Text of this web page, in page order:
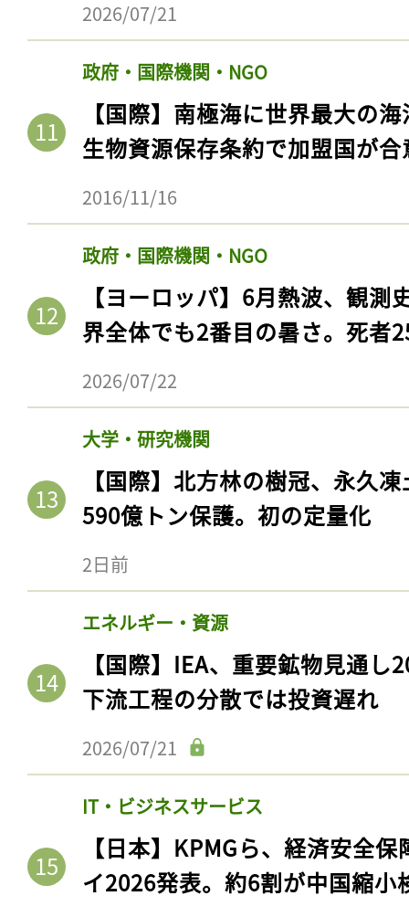
2026/07/21
政府・国際機関・NGO
【国際】南極海に世界最大の
生物資源保存条約で加盟国が合
2016/11/16
政府・国際機関・NGO
【ヨーロッパ】6月熱波、観
界全体でも2番目の暑さ。死者
2026/07/22
大学・研究機関
【国際】北方林の樹冠、永久
590億トン保護。初の定量化
2日前
エネルギー・資源
【国際】IEA、重要鉱物見通
下流工程の分散では投資遅れ
2026/07/21
IT・ビジネスサービス
【日本】KPMGら、経済安全
イ2026発表。約6割が中国縮小
記事をお気に入りに
ログインが必
ログイン
会員登録